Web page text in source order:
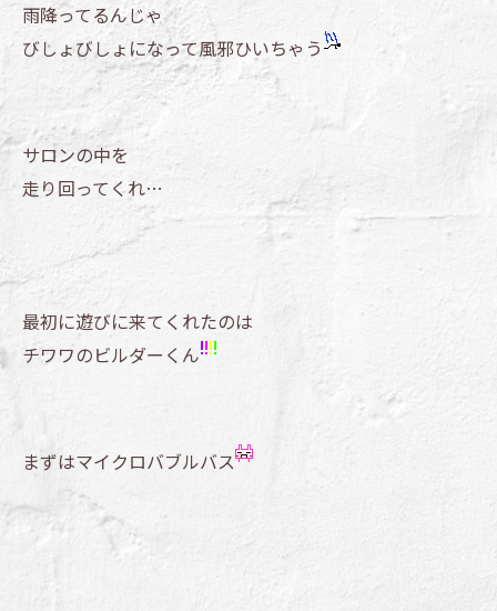
雨降ってるんじゃ
びしょびしょになって風邪ひいちゃう
サロンの中を
走り回ってくれ…
最初に遊びに来てくれたのは
チワワのビルダーくん
まずはマイクロバブルバス